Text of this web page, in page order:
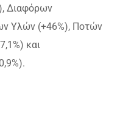
Διαφόρων
Υλών (+46%), Ποτών
και